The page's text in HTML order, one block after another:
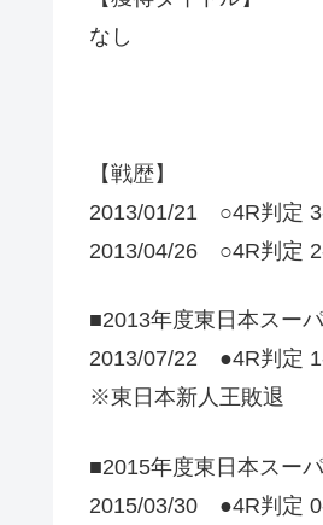
なし
【戦歴】
2013/01/21 ○4R判定
2013/04/26 ○4R判定
■2013年度東日本スー
2013/07/22 ●4R判定
※東日本新人王敗退
■2015年度東日本スー
2015/03/30 ●4R判定